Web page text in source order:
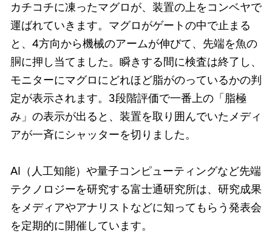
カチコチに凍ったマグロが、装置の上をコンベヤで
運ばれていきます。マグロがゲートの中で止まる
と、4方向から機械のアームが伸びて、先端を魚の
胴に押し当てました。瞬きする間に検査は終了し、
モニターにマグロにどれほど脂がのっているかの判
定が表示されます。3段階評価で一番上の「脂極
み」の表示が出ると、装置を取り囲んでいたメディ
アが一斉にシャッターを切りました。
AI（人工知能）や量子コンピューティングなど先端
テクノロジーを研究する富士通研究所は、研究成果
をメディアやアナリストなどに知ってもらう発表会
を定期的に開催しています。